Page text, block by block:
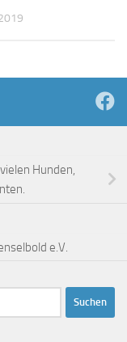
Hunden,
e.V.